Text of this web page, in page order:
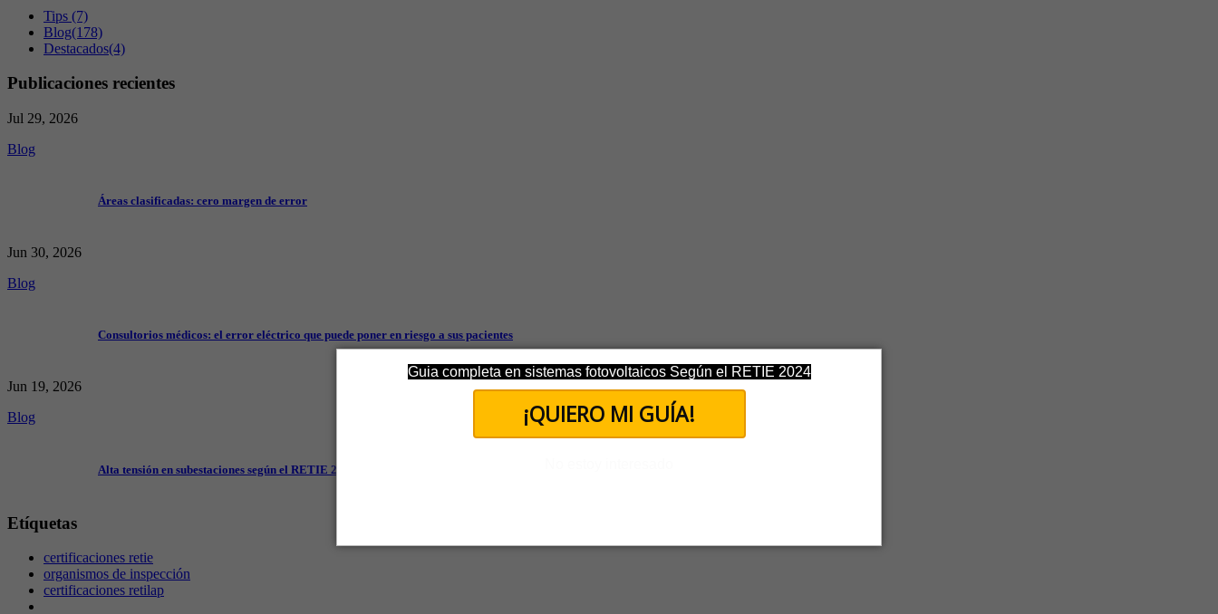
Guia completa en sistemas fotovoltaicos Según el RETIE 2024
¡QUIERO MI GUÍA!
Tips (7)
Blog(178)
Destacados(4)
Publicaciones recientes
Jul 29, 2026
Blog
Áreas clasificadas: cero margen de error
Jun 30, 2026
Blog
Consultorios médicos: el error eléctrico que puede poner en riesgo a sus pacientes
Jun 19, 2026
Blog
Alta tensión en subestaciones según el RETIE 2024
Etíquetas
certificaciones retie
organismos de inspección
certificaciones retilap